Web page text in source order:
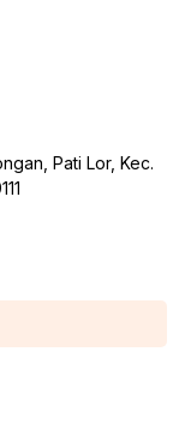
Pati Lor, Kec.